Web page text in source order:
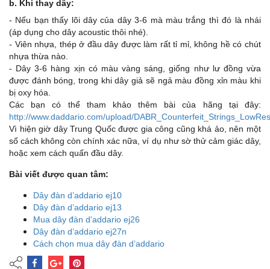
b. Khi thay dây:
- Nếu bạn thấy lõi dây của dây 3-6 mà màu trắng thì đó là nhái
(áp dụng cho dây acoustic thôi nhé).
- Viên nhựa, thép ở đầu dây được làm rất tỉ mỉ, không hề có chút
nhựa thừa nào.
- Dây 3-6 hàng xịn có màu vàng sáng, giống như lư đồng vừa
được đánh bóng, trong khi dây giả sẽ ngả màu đồng xỉn màu khi
bị oxy hóa.
Các bạn có thể tham khảo thêm bài của hãng tại đây:
http://www.daddario.com/upload/
Vì hiện giờ dây Trung Quốc được gia công cũng khá ảo, nên một
số cách không còn chính xác nữa, ví dụ như sờ thử cảm giác dây,
hoặc xem cách quấn đầu dây.
Bài viết được quan tâm:
Dây đàn d’addario ej10
Dây đàn d’addario ej13
Mua dây đàn d’addario ej26
Dây đàn d’addario ej27n
Cách chọn mua dây đàn d’addario